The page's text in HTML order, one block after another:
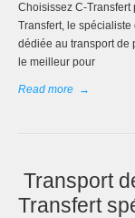
Choisissez C-Transfert
Transfert, le
dédiée au transport de
le meilleur pour
Read more →
Transport
Transfert